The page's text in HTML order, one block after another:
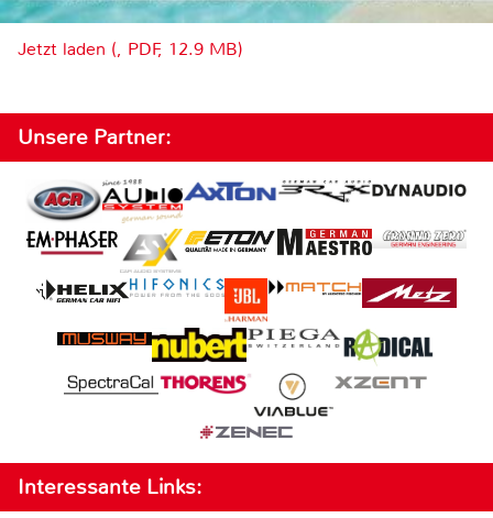
Jetzt laden (, PDF, 12.9 MB)
Unsere Partner:
Interessante Links: